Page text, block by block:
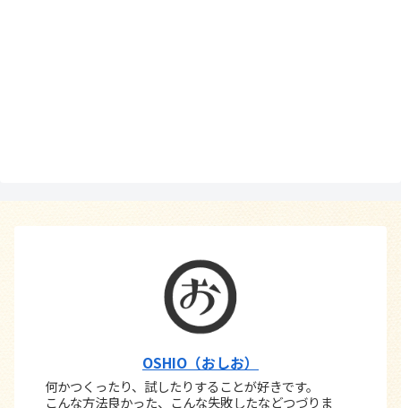
OSHIO（おしお）
何かつくったり、試したりすることが好きです。
こんな方法良かった、こんな失敗したなどつづりま